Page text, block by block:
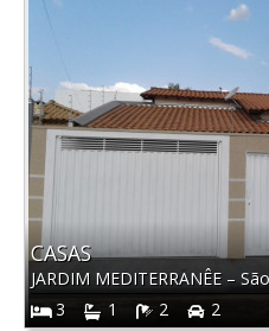
CASAS
JARDIM MEDITERRANÊE –
3
1 2 2